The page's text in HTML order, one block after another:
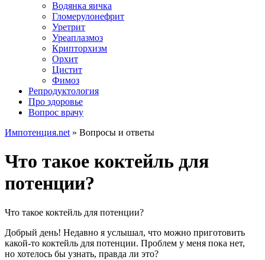
Водянка яичка
Гломерулонефрит
Уретрит
Уреаплазмоз
Крипторхизм
Орхит
Цистит
Фимоз
Репродуктология
Про здоровье
Вопрос врачу
Импотенция.net » Вопросы и ответы
Что такое коктейль для
потенции?
Что такое коктейль для потенции?
Добрый день! Недавно я услышал, что можно приготовить
какой-то коктейль для потенции. Проблем у меня пока нет,
но хотелось бы узнать, правда ли это?